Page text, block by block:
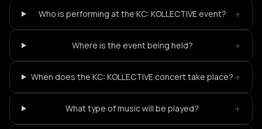
Who is performing at the KC: KOLLECTIVE event? +
Where is the event being held? +
When does the KC: KOLLECTIVE concert take place? +
What type of music will be played? +